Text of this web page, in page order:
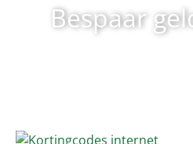
Bespaar